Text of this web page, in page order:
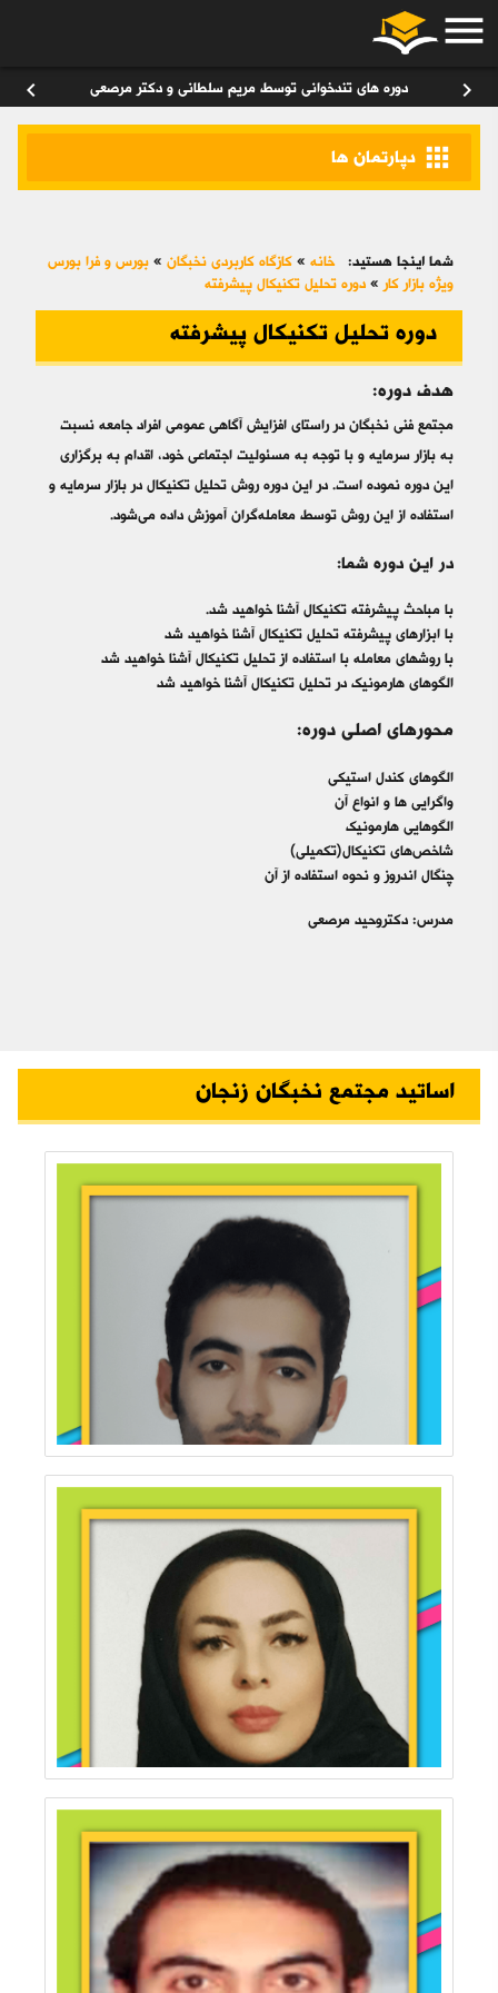
menu
chevron_right دوره های تندخوانی توسط مریم سلطانی و دکتر مرصعی chevron_left
apps دپارتمان ها
شما اینجا هستید: خانه » کازگاه کاربردی نخبگان » بورس و فرا بورس
ویژه بازار کار » دوره تحلیل تکنیکال پیشرفته
دوره تحلیل تکنیکال پیشرفته
هدف دوره:
مجتمع فنی نخبگان در راستای افزایش آگاهی عمومی افراد جامعه نسبت
به بازار سرمایه و با توجه به مسئولیت اجتماعی خود، اقدام به برگزاری
این دوره‌ نموده است. در این دوره روش تحلیل تکنیکال در بازار سرمایه و
استفاده از این روش توسط معامله‌گران آموزش داده می‌شود.
در این دوره شما:
با مباحث پیشرفته تکنیکال آشنا خواهید شد.
با ابزارهای پیشرفته تحلیل تکنیکال آشنا خواهید شد
با روشهای معامله با استفاده از تحلیل تکنیکال آشنا خواهید شد
الگوهای هارمونیک در تحلیل تکنیکال آشنا خواهید شد
محورهای اصلی دوره:
الگوهای کندل استیکی
واگرایی ها و انواع آن
الگوهایی هارمونیک
شاخص‌های تکنیکال(تکمیلی)
چنگال اندروز و نحوه استفاده از آن
مدرس: دکتروحید مرصعی
اساتید مجتمع نخبگان زنجان